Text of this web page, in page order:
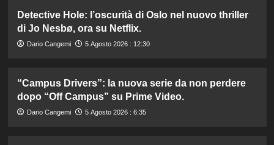
Detective Hole: l’oscurità di Oslo nel nuovo thriller
di Jo Nesbø, ora su Netflix.
Dario Cangemi 5 Agosto 2026 : 12:30
“Campus Drivers”: la nuova serie da non perdere
dopo “Off Campus” su Prime Video.
Dario Cangemi 5 Agosto 2026 : 6:35